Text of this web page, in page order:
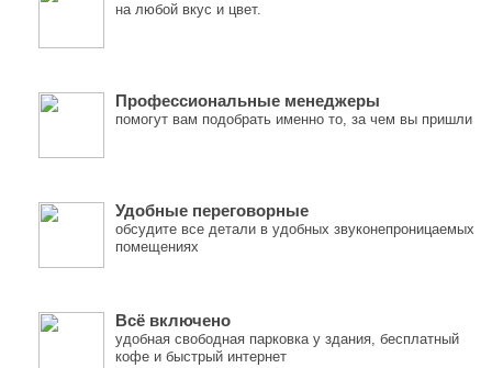
на любой вкус и цвет.
Профессиональные менеджеры
помогут вам подобрать именно то, за чем вы пришли
Удобные переговорные
обсудите все детали в удобных звуконепроницаемых
помещениях
Всё включено
удобная свободная парковка у здания, бесплатный
кофе и быстрый интернет